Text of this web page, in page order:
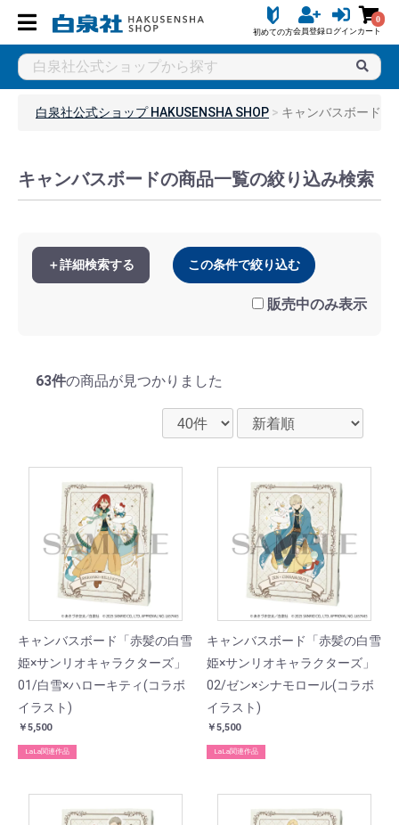
初めての方会員登録ログイン
0
カート
白泉社公式ショップ HAKUSENSHA SHOP キャンバスボード
キャンバスボードの商品一覧の絞り込み検索
＋詳細検索する この条件で絞り込む
販売中のみ表示
63件の商品が見つかりました
キャンバスボード「赤髪の白雪
姫×サンリオキャラクターズ」
01/白雪×ハローキティ(コラボ
イラスト)
￥5,500
LaLa関連作品
キャンバスボード「赤髪の白雪
姫×サンリオキャラクターズ」
02/ゼン×シナモロール(コラボ
イラスト)
￥5,500
LaLa関連作品